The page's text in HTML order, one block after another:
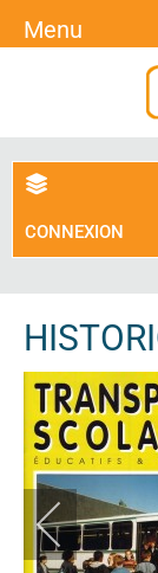
CONNEXION
Menu